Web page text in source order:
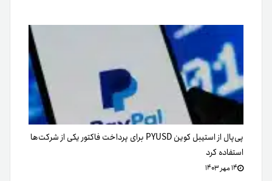
پی‌پال از استیبل کوین PYUSD برای پرداخت فاکتور یکی از شرکت‌ها
استفاده کرد
۱۴ مهر ۱۴۰۳